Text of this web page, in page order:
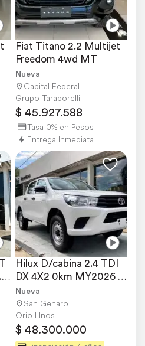
Fiat Titano 2.2 Multijet
Freedom 4wd MT
Nueva
Capital Federal
Grupo Taraborelli
$ 45.927.588
Tasa 0% en Pesos
Entrega Inmediata
Hilux D/cabina 2.4 TDI
DX 4X2 0km MY2026
Orio Hnos
Nueva
San Genaro
Orio Hnos
$ 48.300.000